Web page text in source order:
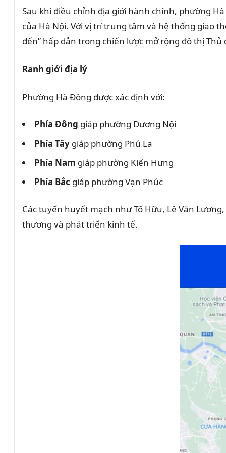
Sau khi điều chỉnh địa giới hành chính, phường
của Hà Nội. Với vị trí trung tâm và hệ thống giao
đến” hấp dẫn trong chiến lược mở rộng đô thị Thủ
Ranh giới địa lý
Phường Hà Đông được xác định với:
Phía Đông giáp phường Dương Nội
Phía Tây giáp phường Phú La
Phía Nam giáp phường Kiến Hưng
Phía Bắc giáp phường Vạn Phúc
Các tuyến huyết mạch như Tố Hữu, Lê Văn
thương và phát triển kinh tế.